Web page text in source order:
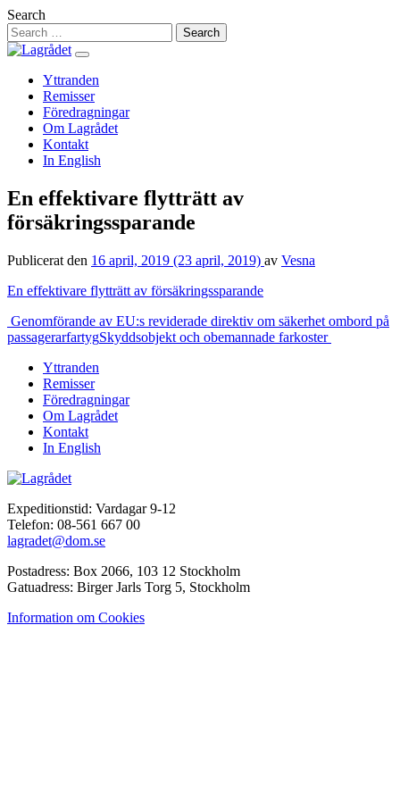
Hoppa
till
innehåll
Search
Yttranden
Remisser
Föredragningar
Om Lagrådet
Kontakt
In English
En effektivare flytträtt av
försäkringssparande
Publicerat den 16 april, 2019 (23 april, 2019) av Vesna
En effektivare flytträtt av försäkringssparande
Inläggsnavigering
Genomförande av EU:s reviderade direktiv om säkerhet ombord på
passagerarfartygSkyddsobjekt och obemannade farkoster
Yttranden
Remisser
Föredragningar
Om Lagrådet
Kontakt
In English
Expeditionstid: Vardagar 9-12
Telefon: 08-561 667 00
lagradet@dom.se
Postadress: Box 2066, 103 12 Stockholm
Gatuadress: Birger Jarls Torg 5, Stockholm
Information om Cookies